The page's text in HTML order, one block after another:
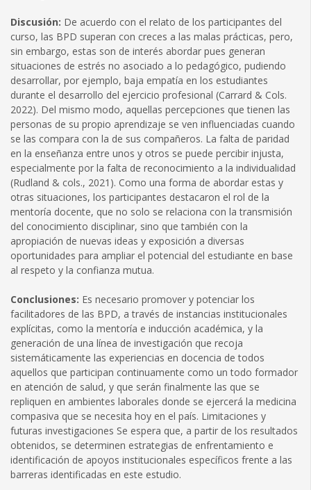
Discusión: De acuerdo con el relato de los participantes del
curso, las BPD superan con creces a las malas prácticas, pero,
sin embargo, estas son de interés abordar pues generan
situaciones de estrés no asociado a lo pedagógico, pudiendo
desarrollar, por ejemplo, baja empatía en los estudiantes
durante el desarrollo del ejercicio profesional (Carrard & Cols.
2022). Del mismo modo, aquellas percepciones que tienen las
personas de su propio aprendizaje se ven influenciadas cuando
se las compara con la de sus compañeros. La falta de paridad
en la enseñanza entre unos y otros se puede percibir injusta,
especialmente por la falta de reconocimiento a la individualidad
(Rudland & cols., 2021). Como una forma de abordar estas y
otras situaciones, los participantes destacaron el rol de la
mentoría docente, que no solo se relaciona con la transmisión
del conocimiento disciplinar, sino que también con la
apropiación de nuevas ideas y exposición a diversas
oportunidades para ampliar el potencial del estudiante en base
al respeto y la confianza mutua.
Conclusiones: Es necesario promover y potenciar los
facilitadores de las BPD, a través de instancias institucionales
explícitas, como la mentoría e inducción académica, y la
generación de una línea de investigación que recoja
sistemáticamente las experiencias en docencia de todos
aquellos que participan continuamente como un todo formador
en atención de salud, y que serán finalmente las que se
repliquen en ambientes laborales donde se ejercerá la medicina
compasiva que se necesita hoy en el país. Limitaciones y
futuras investigaciones Se espera que, a partir de los resultados
obtenidos, se determinen estrategias de enfrentamiento e
identificación de apoyos institucionales específicos frente a las
barreras identificadas en este estudio.